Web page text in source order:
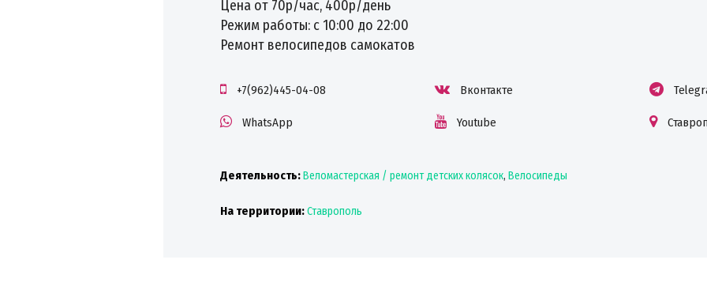
Цена от 70р/час, 400р/день
Режим работы: с 10:00 до 22:00
Ремонт велосипедов самокатов
+7(962)445-04-08 Вконтакте
WhatsApp Youtube
Деятельность:Веломастерская / ремонт детских колясок, Велосипеды
На территории:Ставрополь